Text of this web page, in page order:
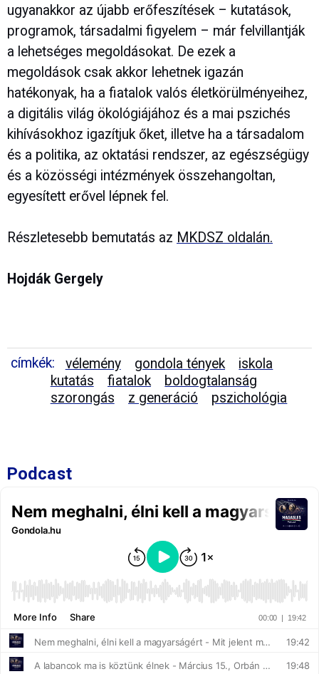
ugyanakkor az újabb erőfeszítések – kutatások,
programok, társadalmi figyelem – már felvillantják
a lehetséges megoldásokat. De ezek a
megoldások csak akkor lehetnek igazán
hatékonyak, ha a fiatalok valós életkörülményeihez,
a digitális világ ökológiájához és a mai pszichés
kihívásokhoz igazítjuk őket, illetve ha a társadalom
és a politika, az oktatási rendszer, az egészségügy
és a közösségi intézmények összehangoltan,
egyesített erővel lépnek fel.
Részletesebb bemutatás az MKDSZ oldalán.
Hojdák Gergely
címkék: vélemény gondola tények
iskola
kutatás
fiatalok
boldogtalanság
szorongás
z generáció pszichológia
Podcast